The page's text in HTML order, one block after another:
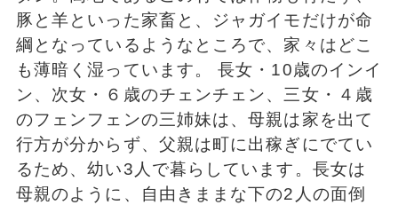
豚と羊といった家畜と、ジャガイモだけが命
綱となっているようなところで、家々はどこ
も薄暗く湿っています。 長女・10歳のインイ
ン、次女・６歳のチェンチェン、三女・４歳
のフェンフェンの三姉妹は、母親は家を出て
行方が分からず、父親は町に出稼ぎにでてい
るため、幼い3人で暮らしています。長女は
母親のように、自由きままな下の2人の面倒